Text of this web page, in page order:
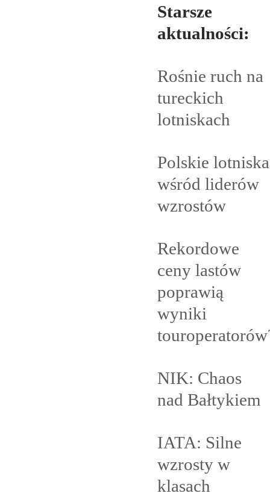
Starsze
aktualności:
Rośnie ruch na
tureckich
lotniskach
Polskie lotniska
wśród liderów
wzrostów
Rekordowe
ceny lastów
poprawią
wyniki
NIK: Chaos
nad Bałtykiem
IATA: Silne
wzrosty w
klasach